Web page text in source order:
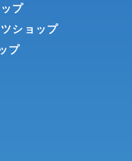
プ
ショップ
プ